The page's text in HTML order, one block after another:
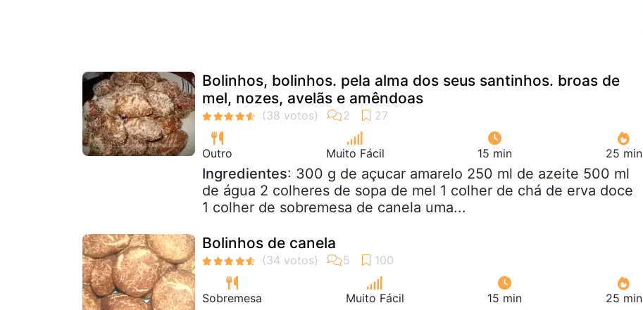
Bolinhos, bolinhos. pela alma dos seus santinhos. broas de
mel, nozes, avelãs e amêndoas
Outro Muito Fácil 15 min 25 min
Ingredientes: 300 g de açucar amarelo 250 ml de azeite 500 ml
de água 2 colheres de sopa de mel 1 colher de chá de erva doce
1 colher de sobremesa de canela uma...
Bolinhos de canela
Sobremesa Muito Fácil 15 min 25 min